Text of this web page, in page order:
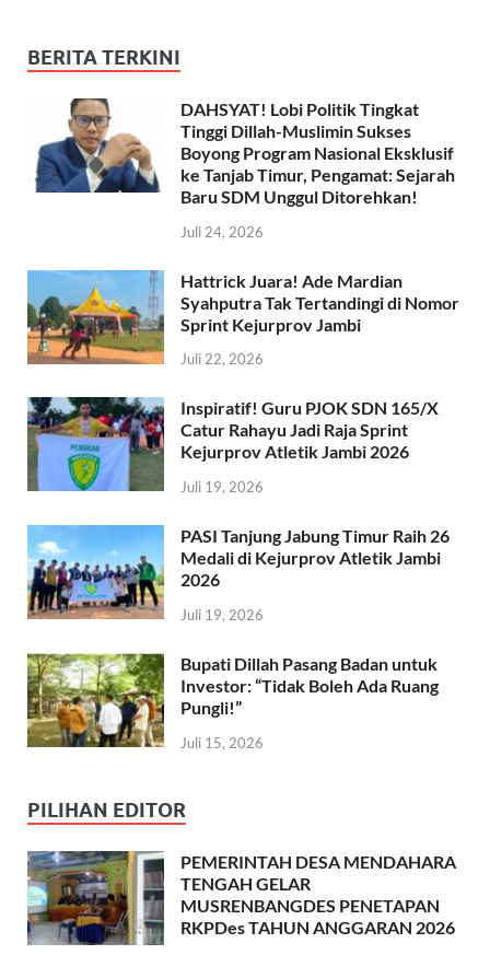
BERITA TERKINI
DAHSYAT! Lobi Politik Tingkat
Tinggi Dillah-Muslimin Sukses
Boyong Program Nasional Eksklusif
ke Tanjab Timur, Pengamat: Sejarah
Baru SDM Unggul Ditorehkan!
Juli 24, 2026
Hattrick Juara! Ade Mardian
Syahputra Tak Tertandingi di Nomor
Sprint Kejurprov Jambi
Juli 22, 2026
Inspiratif! Guru PJOK SDN 165/X
Catur Rahayu Jadi Raja Sprint
Kejurprov Atletik Jambi 2026
Juli 19, 2026
PASI Tanjung Jabung Timur Raih 26
Medali di Kejurprov Atletik Jambi
2026
Juli 19, 2026
Bupati Dillah Pasang Badan untuk
Investor: “Tidak Boleh Ada Ruang
Pungli!”
Juli 15, 2026
PILIHAN EDITOR
PEMERINTAH DESA MENDAHARA
TENGAH GELAR
MUSRENBANGDES PENETAPAN
RKPDes TAHUN ANGGARAN 2026